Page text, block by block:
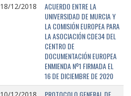
18/12/2018
ACUERDO ENTRE LA
UNIVERSIDAD DE MURCIA Y
LA COMISIÓN EUROPEA PARA
LA ASOCIACIÓN CDE34 DEL
CENTRO DE
DOCUMENTACIÓN EUROPEA
ENMIENDA Nº1 FIRMADA EL
16 DE DICIEMBRE DE 2020